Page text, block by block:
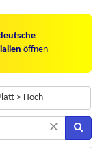
öffnen
> Hoch
×